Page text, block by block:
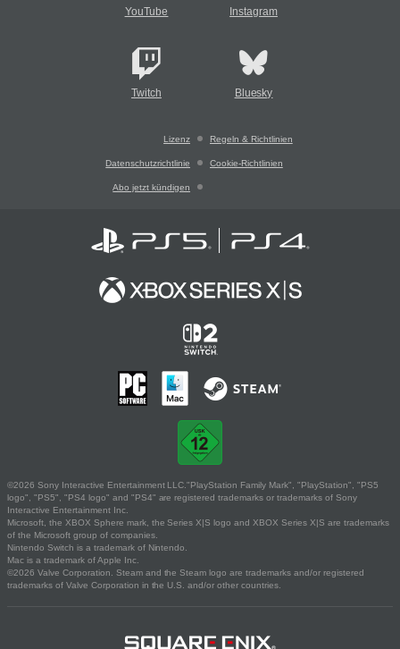
YouTube Instagram
Twitch Bluesky
Lizenz Regeln & Richtlinien
Datenschutzrichtlinie Cookie-Richtlinien
Abo jetzt kündigen
©2026 Sony Interactive Entertainment LLC."PlayStation Family Mark", "PlayStation", "PS5
logo", "PS5", "PS4 logo" and "PS4" are registered trademarks or trademarks of Sony
Interactive Entertainment Inc.
Microsoft, the XBOX Sphere mark, the Series X|S logo and XBOX Series X|S are trademarks
of the Microsoft group of companies.
Nintendo Switch is a trademark of Nintendo.
Mac is a trademark of Apple Inc.
©2026 Valve Corporation. Steam and the Steam logo are trademarks and/or registered
trademarks of Valve Corporation in the U.S. and/or other countries.